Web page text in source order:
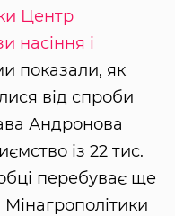
Центр
насіння і
показали, як
від спроби
Андронова
із 22 тис.
перебуває ще